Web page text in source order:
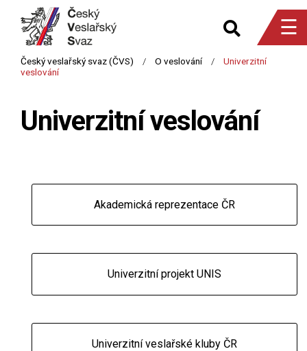
☰
Univerzitní veslování
Akademická reprezentace ČR
Univerzitní projekt UNIS
Univerzitní veslařské kluby ČR